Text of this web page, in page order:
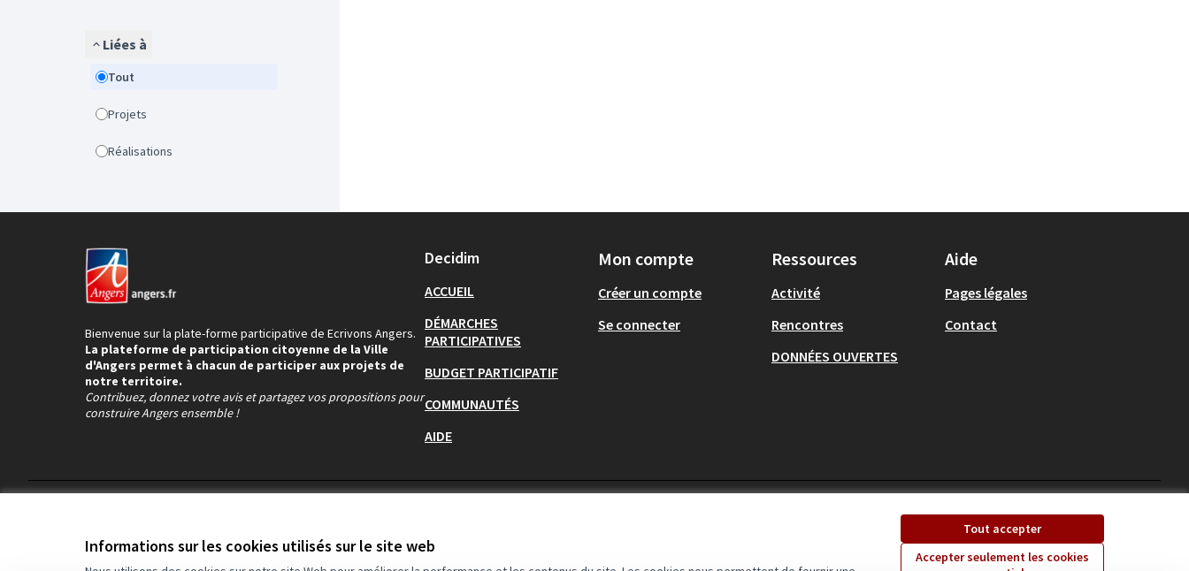
Informations sur les cookies utilisés sur le site web
Tout accepter
Accepter seulement les cookies
Liées à
Tout
Projets
Réalisations
Bienvenue sur la plate-forme participative de Ecrivons Angers.
La plateforme de participation citoyenne de la Ville
d'Angers permet à chacun de participer aux projets de
notre territoire.
Contribuez, donnez votre avis et partagez vos propositions pour
construire Angers ensemble !
Decidim
ACCUEIL
DÉMARCHES
PARTICIPATIVES
BUDGET PARTICIPATIF
COMMUNAUTÉS
AIDE
Mon compte
Créer un compte
Se connecter
Ressources
Activité
Rencontres
DONNÉES OUVERTES
Aide
Pages légales
Contact
(Lien externe)(Lien externe)